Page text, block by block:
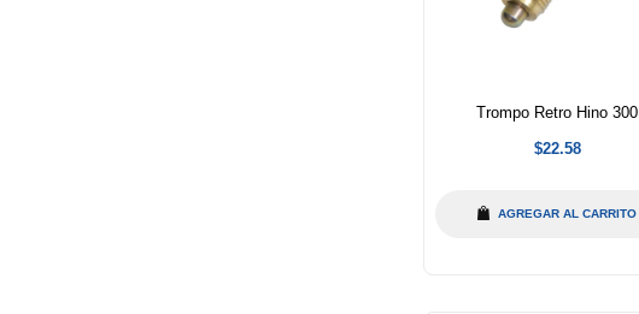
Trompo Retro Hino 300
Precio
$22.58
AGREGAR AL CARRITO